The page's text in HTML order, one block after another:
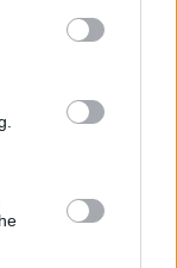
strojů • mzda
okres Jihlava)